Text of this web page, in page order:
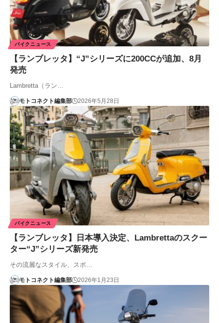
バイクニュース
【ランブレッタ】“J”シリーズに200CCが追加、8月
発売
Lambretta（ラン…
モトコネクト編集部 2026年5月28日
バイクニュース
【ランブレッタ】日本導入決定、Lambrettaのスクー
ター“J”シリーズ新発売
その流麗なスタイル、スポ…
モトコネクト編集部 2026年1月23日